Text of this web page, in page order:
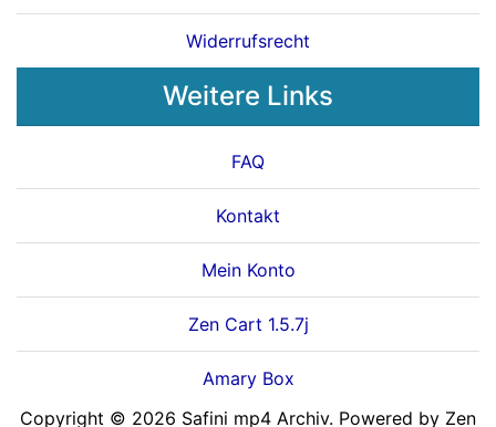
Widerrufsrecht
Weitere Links
FAQ
Kontakt
Mein Konto
Zen Cart 1.5.7j
Amary Box
Copyright © 2026 Safini mp4 Archiv. Powered by Zen